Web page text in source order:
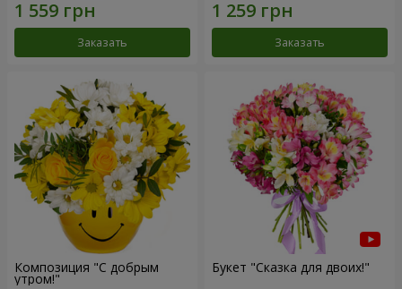
Заказать Заказать
Композиция "С добрым
утром!"
Букет "Сказка для двоих!"